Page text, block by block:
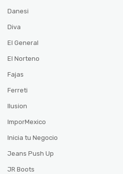
Danesi
Diva
El General
El Norteno
Fajas
Ferreti
Ilusion
ImporMexico
Inicia tu Negocio
Jeans Push Up
JR Boots